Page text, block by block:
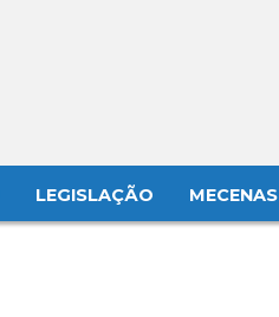
LEGISLAÇÃO MECENAS